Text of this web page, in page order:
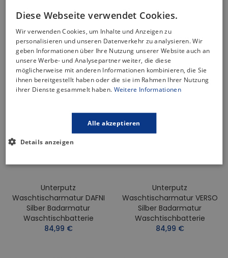
Weiß Badarmatur
Waschtischbatterie
99,99 €
Grau Badarmatur
Waschtischbatterie
84,99 €
Unterputz
Waschtischarmatur DAFNI
Silber Badarmatur
Waschtischbatterie
84,99 €
Unterputz
Waschtischarmatur VERSO
Silber Badarmatur
Waschtischbatterie
84,99 €
Diese Webseite verwendet Cookies.
Wir verwenden Cookies, um Inhalte und Anzeigen zu
personalisieren und unseren Datenverkehr zu analysieren. Wir
geben Informationen über Ihre Nutzung unserer Website auch an
unsere Werbe- und Analysepartner weiter, die diese
möglicherweise mit anderen Informationen kombinieren, die Sie
ihnen bereitgestellt haben oder die sie im Rahmen Ihrer Nutzung
ihrer Dienste gesammelt haben. Weitere Informationen
Alle akzeptieren
Details anzeigen